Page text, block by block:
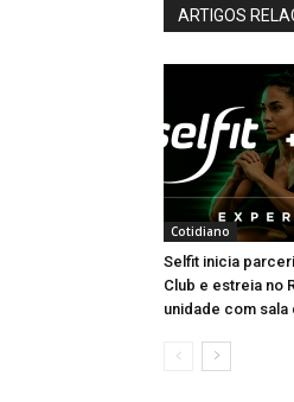
ARTIGOS
Cotidiano
Selfit inicia
Club e estreia no
unidade com sala